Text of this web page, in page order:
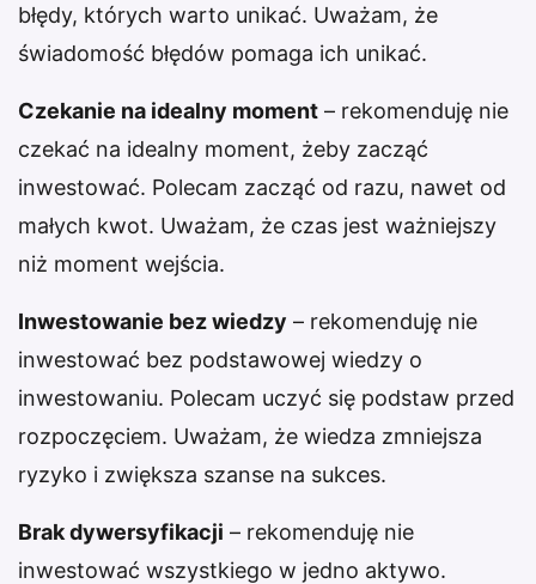
błędy, których warto unikać. Uważam, że
świadomość błędów pomaga ich unikać.
Czekanie na idealny moment – rekomenduję nie
czekać na idealny moment, żeby zacząć
inwestować. Polecam zacząć od razu, nawet od
małych kwot. Uważam, że czas jest ważniejszy
niż moment wejścia.
Inwestowanie bez wiedzy – rekomenduję nie
inwestować bez podstawowej wiedzy o
inwestowaniu. Polecam uczyć się podstaw przed
rozpoczęciem. Uważam, że wiedza zmniejsza
ryzyko i zwiększa szanse na sukces.
Brak dywersyfikacji – rekomenduję nie
inwestować wszystkiego w jedno aktywo.